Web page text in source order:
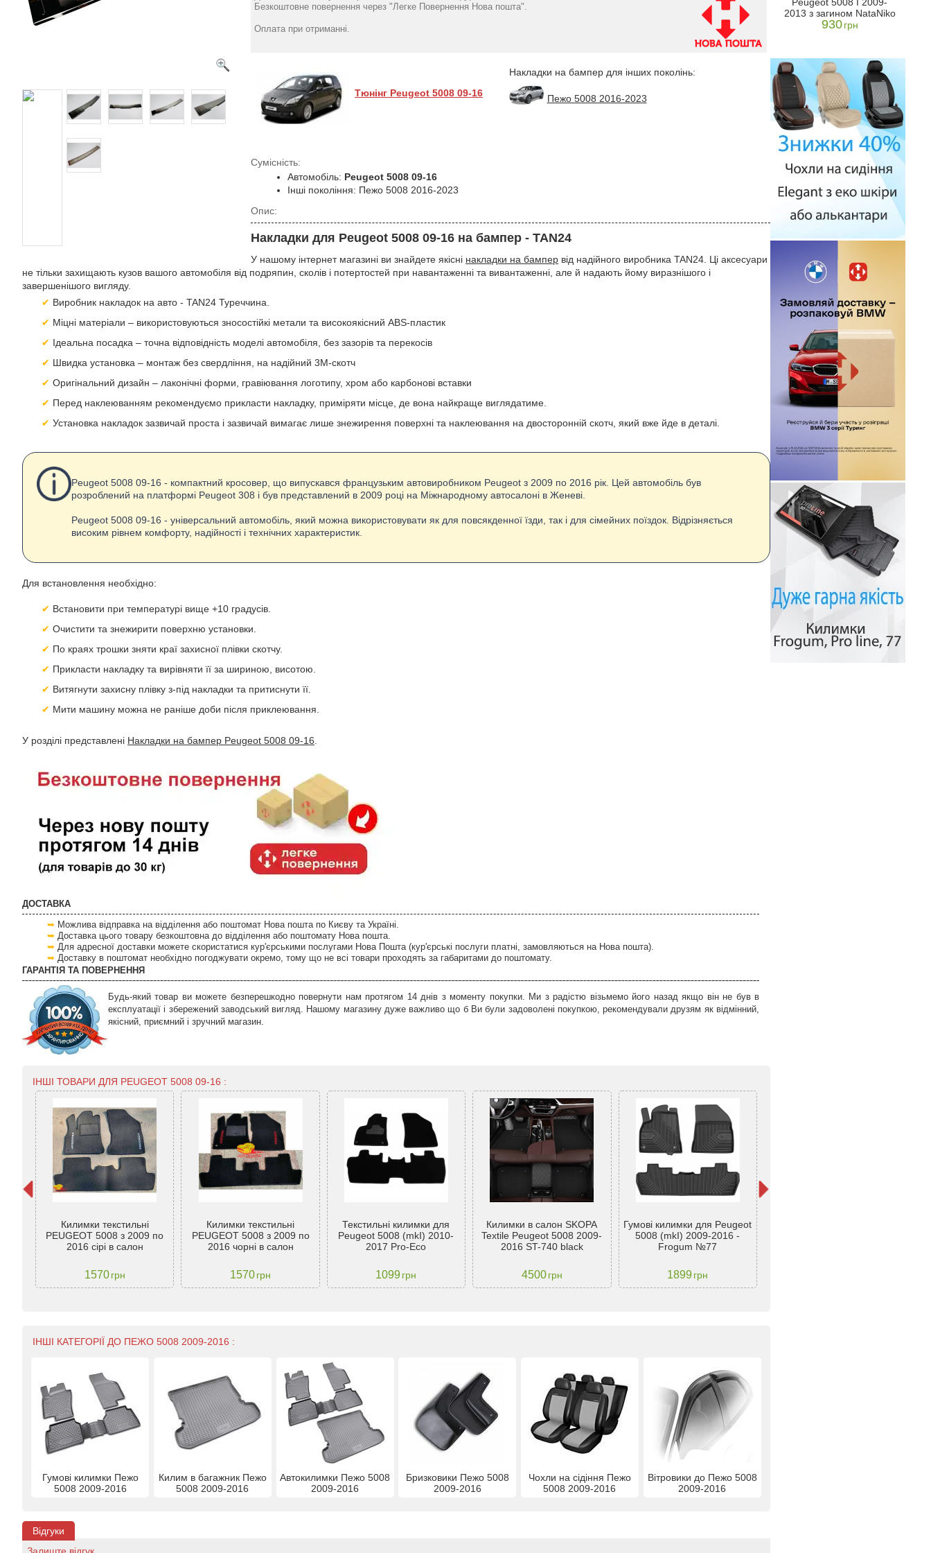
Безкоштовне повернення через "Легке Повернення Нова пошта".
Оплата при отриманні.
Тюнінг Peugeot 5008 09-16
Сумісність:
Автомобіль: Peugeot 5008 09-16
Інші покоління: Пежо 5008 2016-2023
Накладки на бампер для інших поколінь:
Пежо 5008 2016-2023
Опис:
Накладки для Peugeot 5008 09-16 на бампер - TAN24
У нашому інтернет магазині ви знайдете якісні накладки на бампер від надійного виробника TAN24. Ці аксесуари
не тільки захищають кузов вашого автомобіля від подряпин, сколів і потертостей при навантаженні та вивантаженні, але й надають йому виразнішого і
завершенішого вигляду.
Виробник накладок на авто - TAN24 Туреччина.
Міцні матеріали – використовуються зносостійкі метали та високоякісний ABS-пластик
Ідеальна посадка – точна відповідність моделі автомобіля, без зазорів та перекосів
Швидка установка – монтаж без свердління, на надійний 3M-скотч
Оригінальний дизайн – лаконічні форми, гравіювання логотипу, хром або карбонові вставки
Перед наклеюванням рекомендуємо прикласти накладку, приміряти місце, де вона найкраще виглядатиме.
Установка накладок зазвичай проста і зазвичай вимагає лише знежирення поверхні та наклеювання на двосторонній скотч, який вже йде в деталі.
Peugeot 5008 09-16 - компактний кросовер, що випускався французьким автовиробником Peugeot з 2009 по 2016 рік. Цей автомобіль був
розроблений на платформі Peugeot 308 і був представлений в 2009 році на Міжнародному автосалоні в Женеві.
Peugeot 5008 09-16 - універсальний автомобіль, який можна використовувати як для повсякденної їзди, так і для сімейних поїздок. Відрізняється
високим рівнем комфорту, надійності і технічних характеристик.
Для встановлення необхідно:
Встановити при температурі вище +10 градусів.
Очистити та знежирити поверхню установки.
По краях трошки зняти краї захисної плівки скотчу.
Прикласти накладку та вирівняти її за шириною, висотою.
Витягнути захисну плівку з-під накладки та притиснути її.
Мити машину можна не раніше доби після приклеювання.
У розділі представлені Накладки на бампер Peugeot 5008 09-16
ДОСТАВКА
Можлива відправка на відділення або поштомат Нова пошта по Києву та Україні.
Доставка цього товару безкоштовна до відділення або поштомату Нова пошта.
Для адресної доставки можете скористатися кур'єрськими послугами Нова Пошта (кур'єрські послуги платні, замовляються на Нова пошта).
Доставку в поштомат необхідно погоджувати окремо, тому що не всі товари проходять за габаритами до поштомату.
ГАРАНТІЯ ТА ПОВЕРНЕННЯ
Будь-який товар ви можете безперешкодно повернути нам протягом 14 днів з моменту покупки. Ми з радістю візьмемо його назад якщо він не був в
експлуатації і збережений заводський вигляд. Нашому магазину дуже важливо що б Ви були задоволені покупкою, рекомендували друзям як відмінний,
якісний, приємний і зручний магазин.
ІНШІ ТОВАРИ ДЛЯ PEUGEOT 5008 09-16 :
Килимки текстильні
PEUGEOT 5008 з 2009 по
2016 сірі в салон
1570 грн
Килимки текстильні
PEUGEOT 5008 з 2009 по
2016 чорні в салон
1570грн
Текстильні килимки для
Peugeot 5008 (mkI) 2010-
2017 Pro-Eco
1099грн
Килимки в салон SKOPA
Textile Peugeot 5008 2009-
2016 ST-740 black
4500грн
Гумові килимки для Peugeot
5008 (mkI) 2009-2016 -
Frogum №77
1899грн
ІНШІ КАТЕГОРІЇ ДО ПЕЖО 5008 2009-2016 :
Гумові килимки Пежо
5008 2009-2016
Килим в багажник Пежо
5008 2009-2016
Автокилимки Пежо 5008
2009-2016
Бризковики Пежо 5008
2009-2016
Чохли на сідіння Пежо
5008 2009-2016
Вітровики до Пежо 5008
2009-2016
Відгуки
5008 2009-2017 "Хром-
5008 2009-2017 "ABS-
грн
2013 з загином NataNiko
930
2013 з загином
нержавейка + плівка
5008 2009-2017 "ABS-
пласт" (TAN24)
1573 грн
2013 з загином NataNiko
930 грн